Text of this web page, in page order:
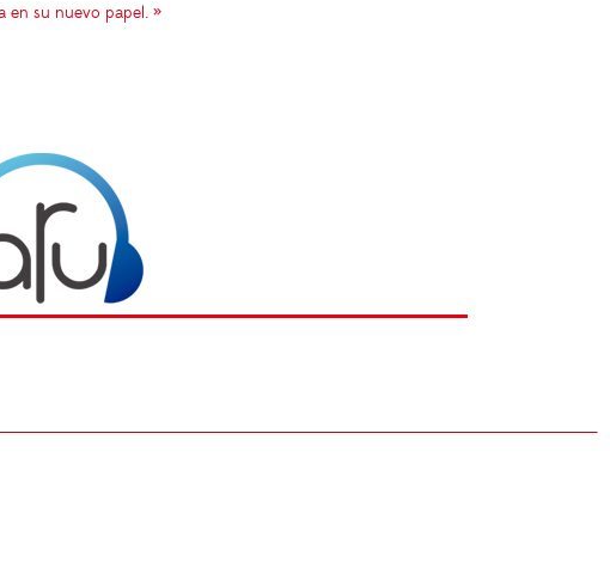
en su nuevo papel. »